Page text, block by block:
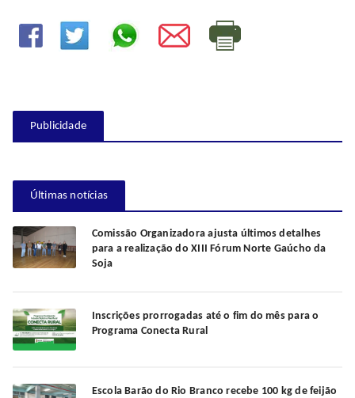
Publicidade
Últimas notícias
Comissão Organizadora ajusta últimos detalhes
para a realização do XIII Fórum Norte Gaúcho da
Soja
Inscrições prorrogadas até o fim do mês para o
Programa Conecta Rural
Escola Barão do Rio Branco recebe 100 kg de feijão